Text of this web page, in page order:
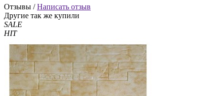
Отзывы /Написать отзыв
Другие так же купили
SALE
HIT